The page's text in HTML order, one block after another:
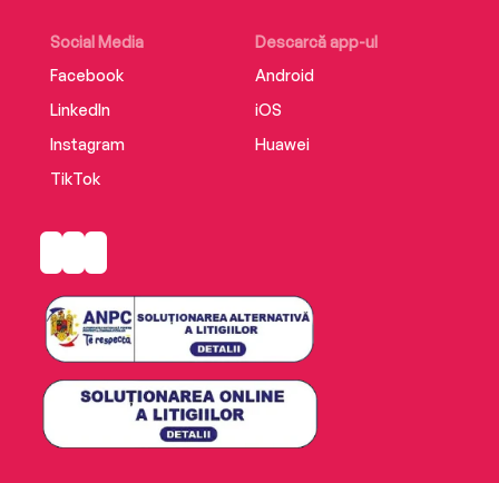
Social Media
Facebook
LinkedIn
Instagram
TikTok
Descarcă app-ul
Android
iOS
Huawei